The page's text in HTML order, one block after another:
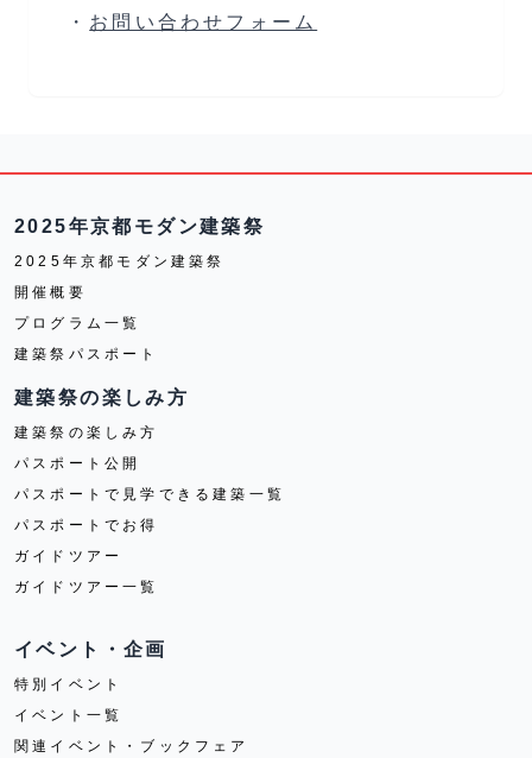
・ お問い合わせフォーム
2025年京都モダン建築祭
2025年京都モダン建築祭
開催概要
プログラム一覧
建築祭パスポート
建築祭の楽しみ方
建築祭の楽しみ方
パスポート公開
パスポートで見学できる建築一覧
パスポートでお得
ガイドツアー
ガイドツアー一覧
イベント・企画
特別イベント
イベント一覧
関連イベント・ブックフェア